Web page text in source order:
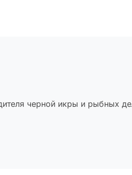
черной икры и рыбных